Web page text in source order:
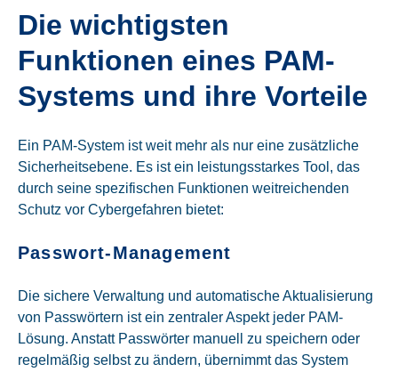
Die wichtigsten
Funktionen eines PAM-
Systems und ihre Vorteile
Ein PAM-System ist weit mehr als nur eine zusätzliche
Sicherheitsebene. Es ist ein leistungsstarkes Tool, das
durch seine spezifischen Funktionen weitreichenden
Schutz vor Cybergefahren bietet:
Passwort-Management
Die sichere Verwaltung und automatische Aktualisierung
von Passwörtern ist ein zentraler Aspekt jeder PAM-
Lösung. Anstatt Passwörter manuell zu speichern oder
regelmäßig selbst zu ändern, übernimmt das System